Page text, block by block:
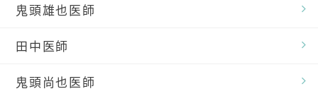
鬼頭雄也医師
田中医師
鬼頭尚也医師